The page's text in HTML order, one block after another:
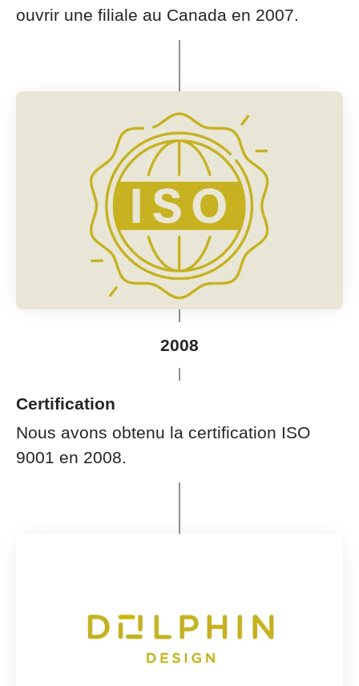
ouvrir une filiale au Canada en 2007.
2008
Certification
Nous avons obtenu la certification ISO
9001 en 2008.